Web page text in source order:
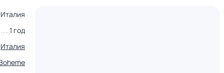
Италия
1 год
Италия